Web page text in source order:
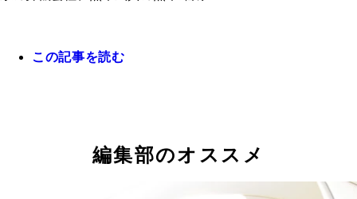
この記事を読む
編集部のオススメ